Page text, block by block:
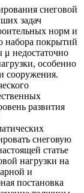
снеговой
задач
норм и
набора покрытий
недостаточно
особенно
сооружения.
развития
снеговую
статье
нагрузки на
и
постановка